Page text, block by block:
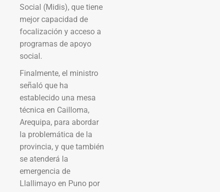
Social (Midis), que tiene
mejor capacidad de
focalización y acceso a
programas de apoyo
social.
Finalmente, el ministro
señaló que ha
establecido una mesa
técnica en Cailloma,
Arequipa, para abordar
la problemática de la
provincia, y que también
se atenderá la
emergencia de
Llallimayo en Puno por